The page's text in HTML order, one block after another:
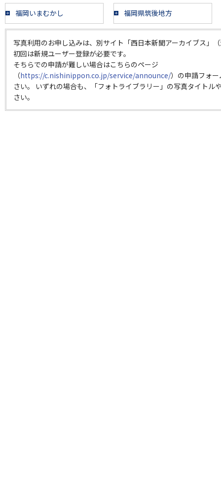
福岡いまむかし 福岡県筑後地方
写真利用のお申し込みは、別サイト「西日本新聞アーカイブス」
初回は新規ユーザー登録が必要です。
そちらでの申請が難しい場合はこちらのページ
（https://c.nishinippon.co.jp/service/announce/）の申請フォ
さい。 いずれの場合も、「フォトライブラリー」の写真タイトル
さい。